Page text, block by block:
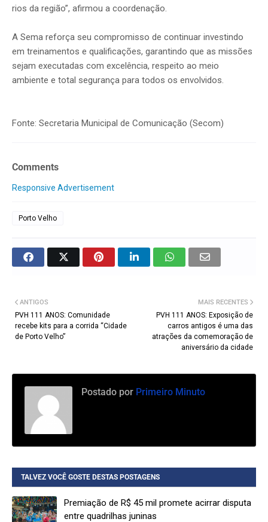
rios da região”, afirmou a coordenação.
A Sema reforça seu compromisso de continuar investindo
em treinamentos e qualificações, garantindo que as missões
sejam executadas com excelência, respeito ao meio
ambiente e total segurança para todos os envolvidos.
Fonte: Secretaria Municipal de Comunicação (Secom)
Comments
Responsive Advertisement
Porto Velho
MAIS RECENTES
PVH 111 ANOS: Exposição de
carros antigos é uma das
atrações da comemoração de
aniversário da cidade
ANTIGOS
PVH 111 ANOS: Comunidade
recebe kits para a corrida “Cidade
de Porto Velho”
Postado por Primeiro Minuto
TALVEZ VOCÊ GOSTE DESTAS POSTAGENS
Premiação de R$ 45 mil promete acirrar disputa
entre quadrilhas juninas